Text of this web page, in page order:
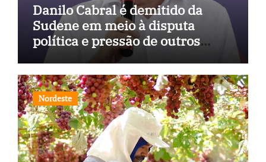
Danilo Cabral é demitido da
Sudene em meio à disputa
política e pressão de outros
estados
Nordeste